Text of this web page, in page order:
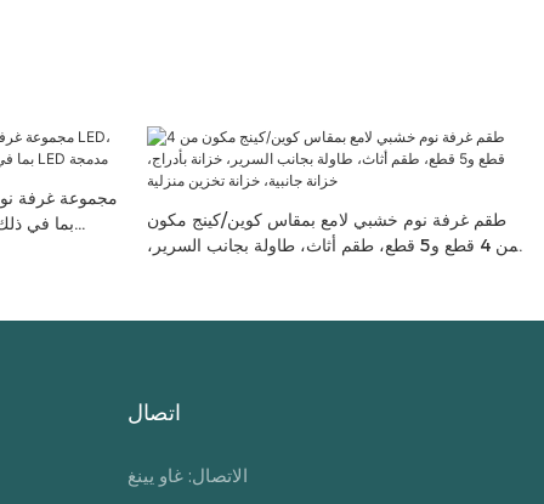
مجموعة غرفة
طقم غرفة نوم خشبي لامع بمقاس كوين/كينج مكون
من 4 قطع و5 قطع، طقم أثاث، طاولة بجانب السرير،
اتصال
الاتصال: غاو يينغ